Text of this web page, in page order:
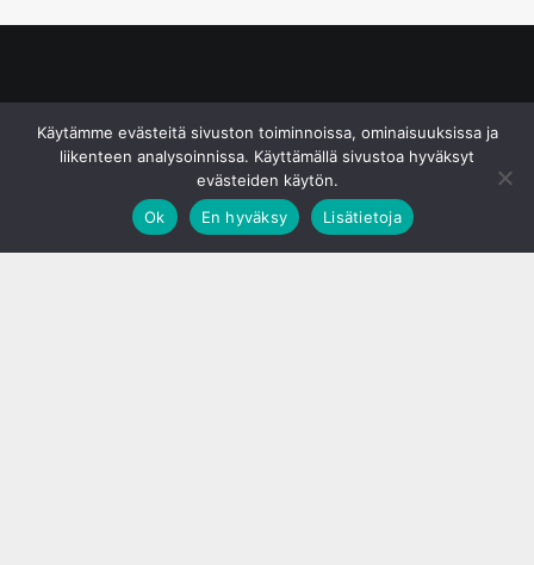
Käytämme evästeitä sivuston toiminnoissa, ominaisuuksissa ja
liikenteen analysoinnissa. Käyttämällä sivustoa hyväksyt
evästeiden käytön.
Ok
En hyväksy Lisätietoja